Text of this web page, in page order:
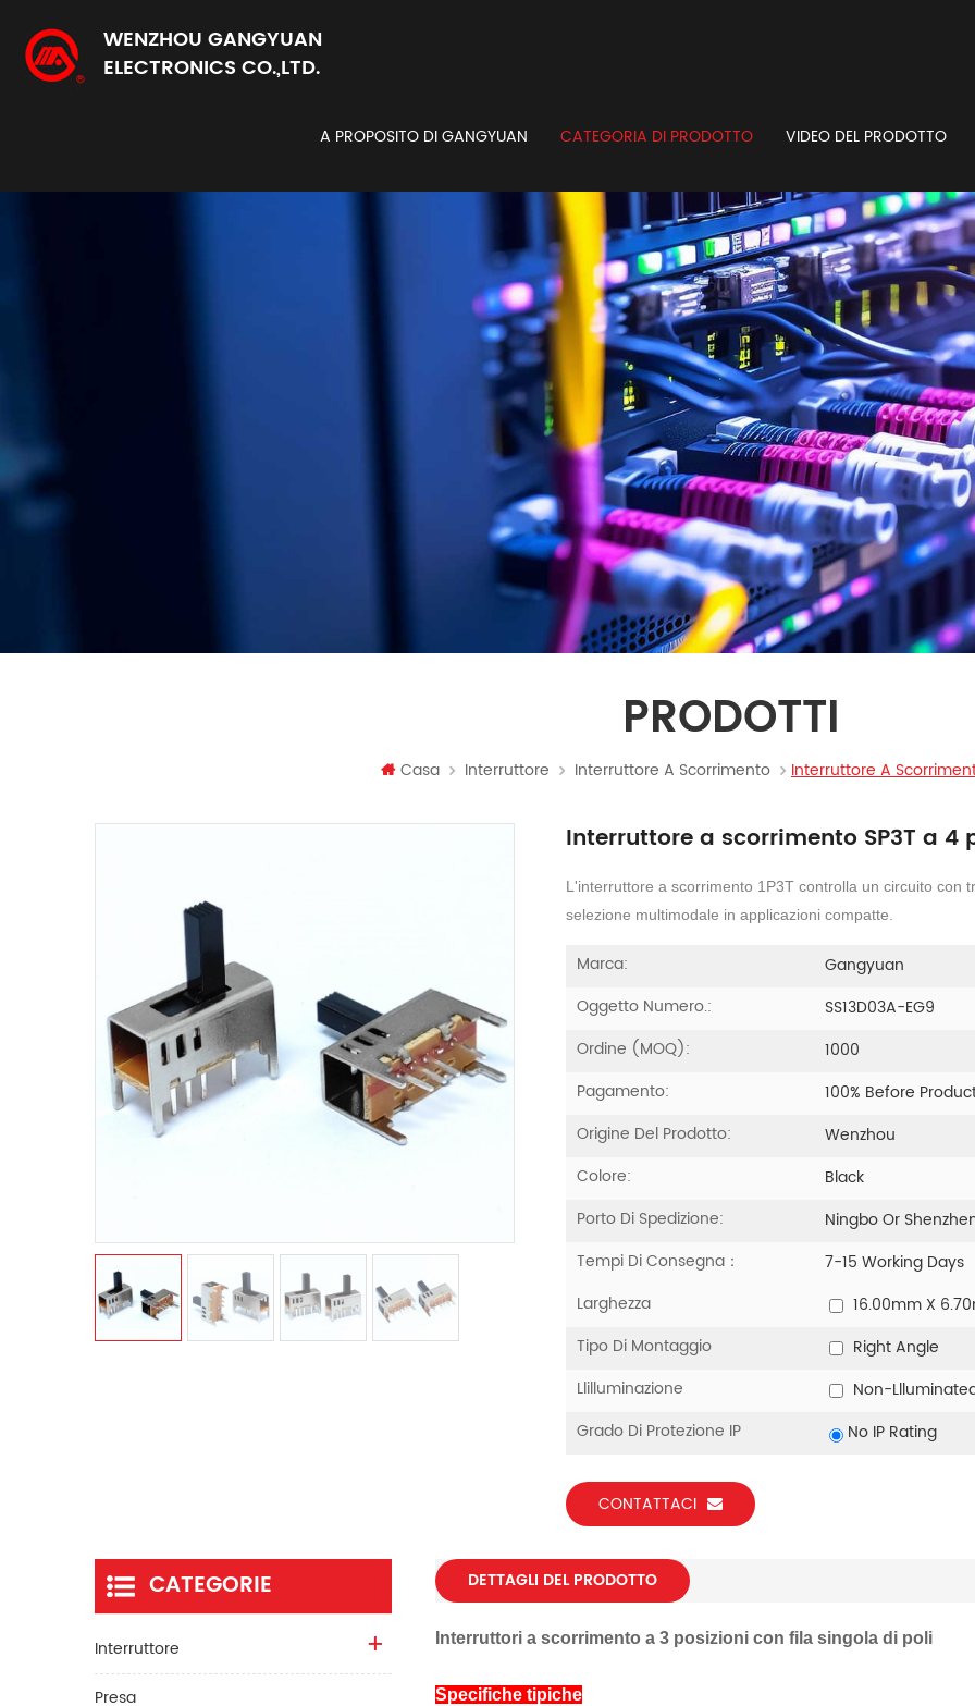
WENZHOU GANGYUAN
ELECTRONICS CO.,LTD.
A PROPOSITO DI GANGYUAN CATEGORIA DI PRODOTTO VIDEO DEL PRODOTTO
PRODOTTI
Casa Interruttore Interruttore A Scorrimento Interruttore A
Interruttore a scorrimento SP3T a 4
L'interruttore a scorrimento 1P3T controlla un circuito con
selezione multimodale in applicazioni compatte.
Marca:
Gangyuan
Oggetto Numero.:
SS13D03A-EG9
Ordine (MOQ):
1000
Pagamento:
100% Before
Origine Del Prodotto:
Wenzhou
Colore:
Black
Porto Di Spedizione:
Ningbo Or
Tempi Di Consegna：
7-15 Working Days
Larghezza
16.00mm X
Tipo Di Montaggio
Right Angle
Llilluminazione
Non-
Grado Di Protezione IP
No IP Rating
CONTATTACI
DETTAGLI DEL PRODOTTO
Interruttori a scorrimento a 3 posizioni con fila singola di poli
Specifiche tipiche
CATEGORIE
Interruttore
Presa